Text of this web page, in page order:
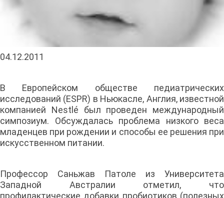
04.12.2011
В Европейском обществе педиатрических
исследований (ESPR) в Ньюкасле, Англия, известной
компанией Nestlé был проведен международный
симпозиум. Обсуждалась проблема низкого веса
младенцев при рождении и способы ее решения при
искусственном питании.
Профессор Саньжав Патоле из Университета
Западной Австралии отметил, что
профилактические добавки пробиотиков (полезных